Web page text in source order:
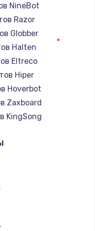
NineBot
Razor
Globber
Halten
Eltreco
Hiper
Hoverbot
Zaxboard
KingSong
Hunter
Shorner
Joyor
Minimotors
Bork
Segway
KIRIN